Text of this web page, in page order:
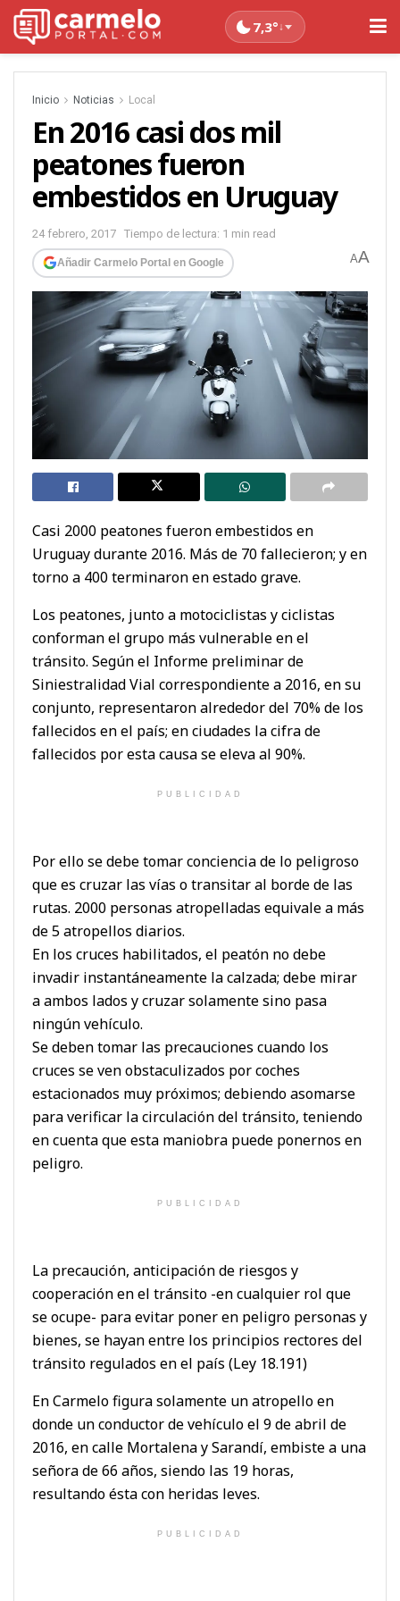
7,3°↓
Inicio Noticias Local
En 2016 casi dos mil
peatones fueron
embestidos en Uruguay
24 febrero, 2017 Tiempo de lectura: 1 min read
Añadir Carmelo Portal en Google AA
Casi 2000 peatones fueron embestidos en
Uruguay durante 2016. Más de 70 fallecieron; y en
torno a 400 terminaron en estado grave.
Los peatones, junto a motociclistas y ciclistas
conforman el grupo más vulnerable en el
tránsito. Según el Informe preliminar de
Siniestralidad Vial correspondiente a 2016, en su
conjunto, representaron alrededor del 70% de los
fallecidos en el país; en ciudades la cifra de
fallecidos por esta causa se eleva al 90%.
PUBLICIDAD
Por ello se debe tomar conciencia de lo peligroso
que es cruzar las vías o transitar al borde de las
rutas. 2000 personas atropelladas equivale a más
de 5 atropellos diarios.
En los cruces habilitados, el peatón no debe
invadir instantáneamente la calzada; debe mirar
a ambos lados y cruzar solamente sino pasa
ningún vehículo.
Se deben tomar las precauciones cuando los
cruces se ven obstaculizados por coches
estacionados muy próximos; debiendo asomarse
para verificar la circulación del tránsito, teniendo
en cuenta que esta maniobra puede ponernos en
peligro.
PUBLICIDAD
La precaución, anticipación de riesgos y
cooperación en el tránsito -en cualquier rol que
se ocupe- para evitar poner en peligro personas y
bienes, se hayan entre los principios rectores del
tránsito regulados en el país (Ley 18.191)
En Carmelo figura solamente un atropello en
donde un conductor de vehículo el 9 de abril de
2016, en calle Mortalena y Sarandí, embiste a una
señora de 66 años, siendo las 19 horas,
resultando ésta con heridas leves.
PUBLICIDAD